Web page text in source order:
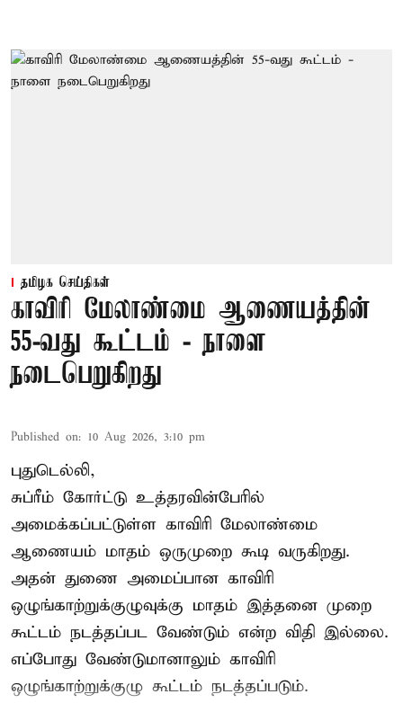
தமிழக செய்திகள்
காவிரி மேலாண்மை ஆணையத்தின்
55-வது கூட்டம் - நாளை
நடைபெறுகிறது
Published on: 10 Aug 2026, 3:10 pm
புதுடெல்லி,
சுப்ரீம் கோர்ட்டு உத்தரவின்பேரில்
அமைக்கப்பட்டுள்ள காவிரி மேலாண்மை
ஆணையம் மாதம் ஒருமுறை கூடி வருகிறது.
அதன் துணை அமைப்பான காவிரி
ஒழுங்காற்றுக்குழுவுக்கு மாதம் இத்தனை முறை
கூட்டம் நடத்தப்பட வேண்டும் என்ற விதி இல்லை.
எப்போது வேண்டுமானாலும் காவிரி
ஒழுங்காற்றுக்குழு கூட்டம் நடத்தப்படும்.